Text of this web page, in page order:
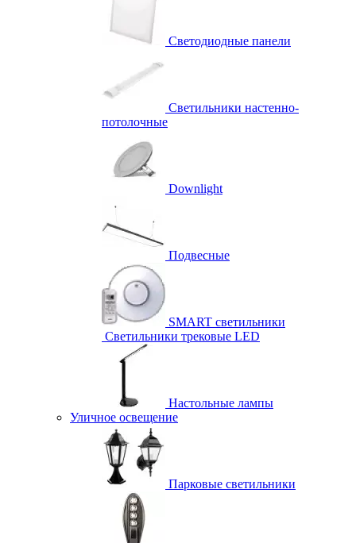
Светодиодные панели
Светильники настенно-
потолочные
Downlight
Подвесные
SMART светильники
Светильники трековые LED
Настольные лампы
Уличное освещение
Парковые светильники